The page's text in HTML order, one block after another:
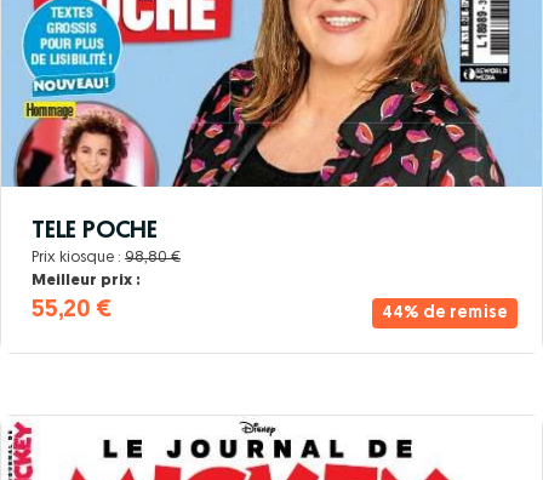
44% de remise
TELE POCHE
Prix kiosque : 98,80 €
Meilleur prix :
55,20 €